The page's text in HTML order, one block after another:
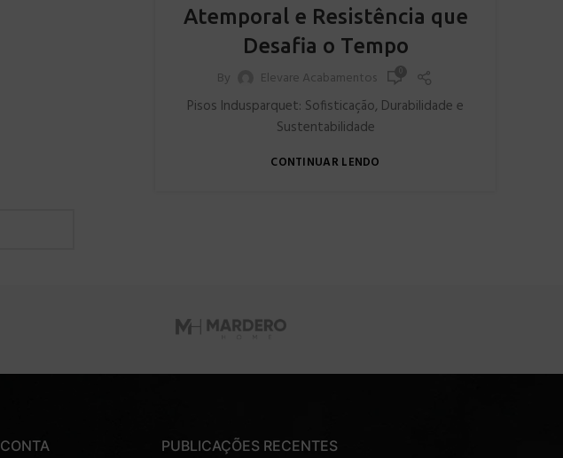
Atemporal e Resistência que
Desafia o Tempo
By Elevare Acabamentos
Pisos Indusparquet: Sofisticação, Durabilidade e
Sustentabilidade
CONTINUAR LENDO
PUBLICAÇÕES RECENTES